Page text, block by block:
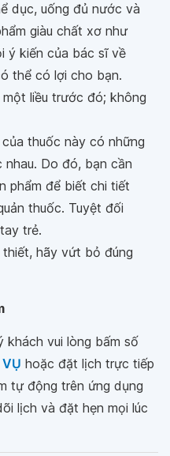
dục, uống đủ nước và
giàu chất xơ như
ý kiến của bác sĩ về
thể có lợi cho bạn.
liều trước đó; không
thuốc này có những
Do đó, bạn cần
phẩm để biết chi tiết
thuốc. Tuyệt đối
trẻ.
hãy vứt bỏ đúng
khách vui lòng bấm số
VỤ hoặc đặt lịch trực tiếp
tự động trên ứng dụng
lịch và đặt hẹn mọi lúc